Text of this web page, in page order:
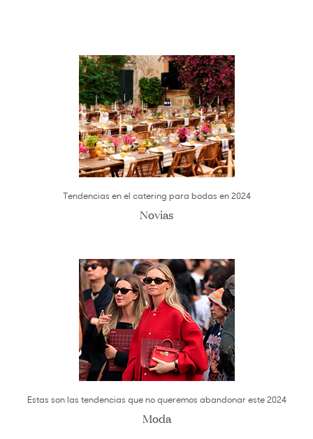
Tendencias en el catering para bodas en 2024
Novias
Estas son las tendencias que no queremos abandonar este 2024
Moda